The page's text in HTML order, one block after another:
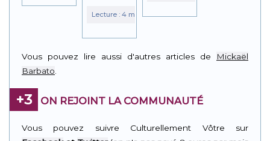
Vous pouvez lire aussi d'autres articles de
Mickaël
Barbato.
+3 ON REJOINT LA COMMUNAUTÉ
Vous pouvez suivre Culturellement Vôtre sur